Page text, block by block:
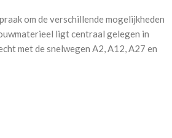
om de verschillende mogelijkheden
ligt centraal gelegen in
met de snelwegen A2, A12, A27 en